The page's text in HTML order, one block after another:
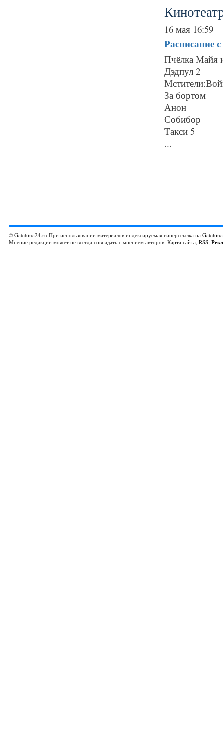
16 мая 16:59
Расписание
Пчёлка Майя
Дэдпул 2
За бортом
Анон
Собибор
Такси 5
...
© Gatchina24.ru При использовании материалов индексируемая гиперссылка на
Мнение редакции может не всегда совпадать с мнением авторов. Карта сайта, RSS,